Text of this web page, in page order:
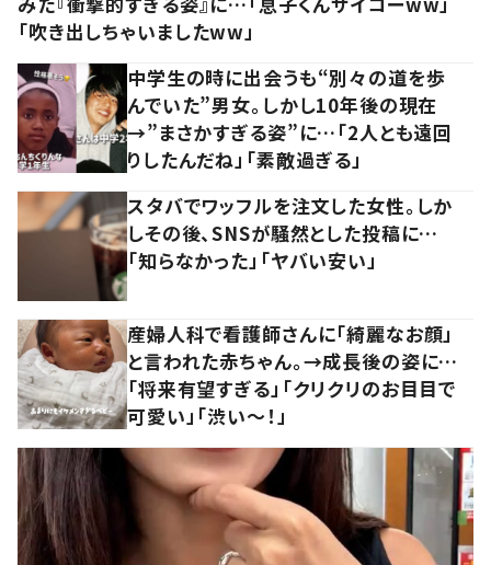
「吹き出しちゃいましたww」
中学生の時に出会うも“別々の道を歩
んでいた”男女。しかし10年後の現在
→”まさかすぎる姿”に…「2人とも遠回
りしたんだね」「素敵過ぎる」
スタバでワッフルを注文した女性。しか
しその後、SNSが騒然とした投稿に…
「知らなかった」「ヤバい安い」
産婦人科で看護師さんに「綺麗なお顔」
と言われた赤ちゃん。→成長後の姿に…
「将来有望すぎる」「クリクリのお目目で
可愛い」「渋い～！」